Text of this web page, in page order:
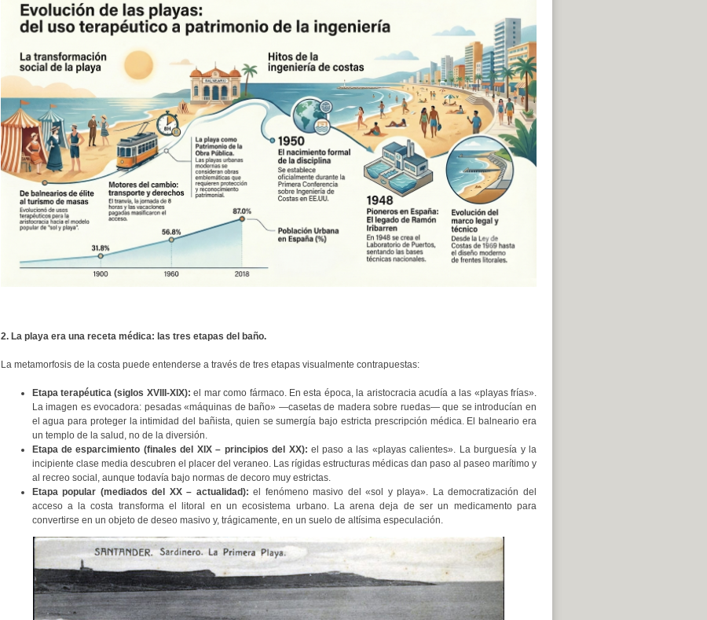
2. La playa era una receta médica: las tres etapas del baño.
La metamorfosis de la costa puede entenderse a través de tres etapas visualmente contrapuestas:
Etapa terapéutica (siglos XVIII-XIX): el mar como fármaco. En esta época, la aristocracia acudía a las «playas frías».
La imagen es evocadora: pesadas «máquinas de baño» —casetas de madera sobre ruedas— que se introducían en
el agua para proteger la intimidad del bañista, quien se sumergía bajo estricta prescripción médica. El balneario era
un templo de la salud, no de la diversión.
Etapa de esparcimiento (finales del XIX – principios del XX): el paso a las «playas calientes». La burguesía y la
incipiente clase media descubren el placer del veraneo. Las rígidas estructuras médicas dan paso al paseo marítimo y
al recreo social, aunque todavía bajo normas de decoro muy estrictas.
Etapa popular (mediados del XX – actualidad): el fenómeno masivo del «sol y playa». La democratización del
acceso a la costa transforma el litoral en un ecosistema urbano. La arena deja de ser un medicamento para
convertirse en un objeto de deseo masivo y, trágicamente, en un suelo de altísima especulación.